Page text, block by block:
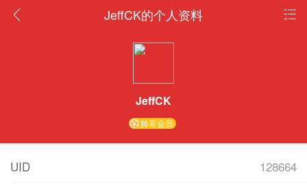
JeffCK的个人资料
JeffCK
帅哥会员
UID
128664